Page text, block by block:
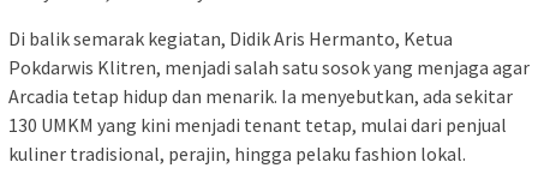
Di balik semarak kegiatan, Didik Aris Hermanto, Ketua
Pokdarwis Klitren, menjadi salah satu sosok yang menjaga agar
Arcadia tetap hidup dan menarik. Ia menyebutkan, ada sekitar
130 UMKM yang kini menjadi tenant tetap, mulai dari penjual
kuliner tradisional, perajin, hingga pelaku fashion lokal.